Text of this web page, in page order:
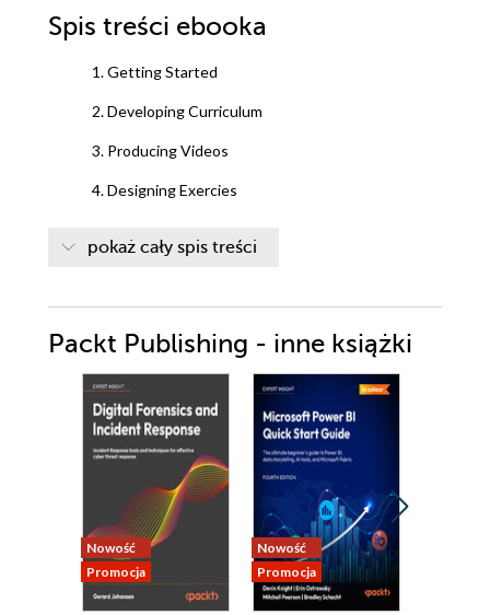
Spis treści ebooka
1. Getting Started
2. Developing Curriculum
3. Producing Videos
4. Designing Exercies
7. Facilitating Your Course
8. Promoting Your Course
pokaż cały spis treści
Packt Publishing - inne książki
Nowość
Promocja
Nowość
Promocja